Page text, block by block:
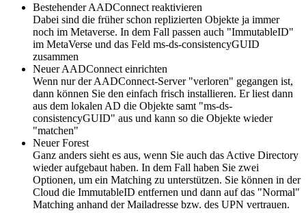
Bestehender AADConnect reaktivieren
Dabei sind die früher schon replizierten Objekte ja immer
noch im Metaverse. In dem Fall passen auch "ImmutableID"
im MetaVerse und das Feld ms-ds-consistencyGUID
zusammen
Neuer AADConnect einrichten
Wenn nur der AADConnect-Server "verloren" gegangen ist,
dann können Sie den einfach frisch installieren. Er liest dann
aus dem lokalen AD die Objekte samt "ms-ds-
consistencyGUID" aus und kann so die Objekte wieder
"matchen"
Neuer Forest
Ganz anders sieht es aus, wenn Sie auch das Active Directory
wieder aufgebaut haben. In dem Fall haben Sie zwei
Optionen, um ein Matching zu unterstützen. Sie können in der
Cloud die ImmutableID entfernen und dann auf das "Normal"
Matching anhand der Mailadresse bzw. des UPN vertrauen.